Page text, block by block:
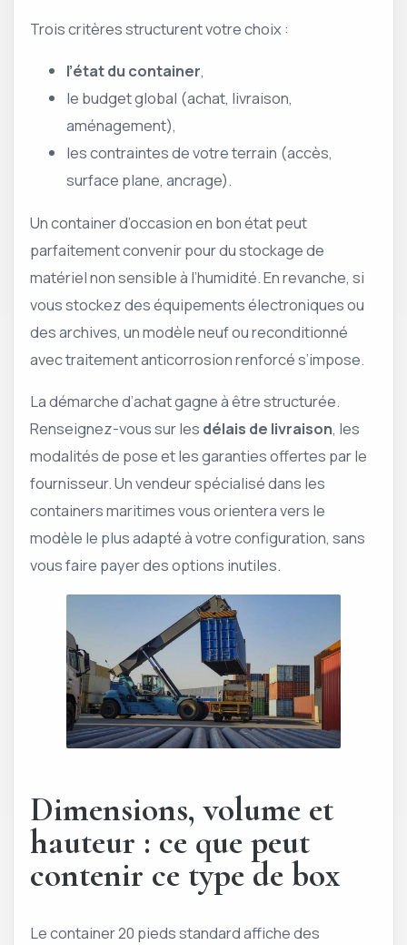
Trois critères structurent votre choix :
l’état du container,
le budget global (achat, livraison,
aménagement),
les contraintes de votre terrain (accès,
surface plane, ancrage).
Un container d’occasion en bon état peut
parfaitement convenir pour du stockage de
matériel non sensible à l’humidité. En revanche, si
vous stockez des équipements électroniques ou
des archives, un modèle neuf ou reconditionné
avec traitement anticorrosion renforcé s’impose.
La démarche d’achat gagne à être structurée.
Renseignez-vous sur les délais de livraison, les
modalités de pose et les garanties offertes par le
fournisseur. Un vendeur spécialisé dans les
containers maritimes vous orientera vers le
modèle le plus adapté à votre configuration, sans
vous faire payer des options inutiles.
Dimensions, volume et
hauteur : ce que peut
contenir ce type de box
Le container 20 pieds standard affiche des